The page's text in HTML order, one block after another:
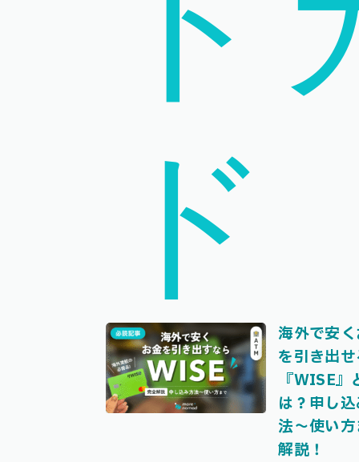
ド
海外で安
を引き出
『WISE』
は？申し
法〜使い
解説！